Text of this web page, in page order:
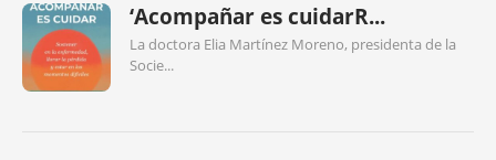
‘Acompañar es cuidarR...
La doctora Elia Martínez Moreno, presidenta de la
Socie...